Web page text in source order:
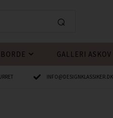
GALLERI ASKOV
INFO@DESIGNKLASSIKER.DK